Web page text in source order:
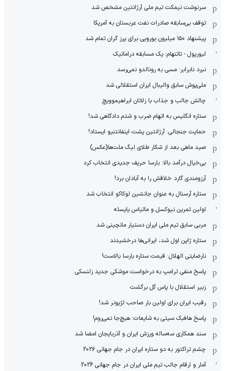
سرنوشت نیمکت تیم ملی آرژانتین مشخص شد
توقف بی‌سابقه صادرات نفت عربستان به آمریکا
پیشنهاد ۱۵۰ میلیون یورویی برای پرز گران تمام شد
لیورپول - تاتنهام؛ یک مسابقه دراماتیک
نبرد نابرابر: مسی به رونالدو نمی‌رسد
ملی‌پوش سابق والیبال ایران استقلالی شد
چالش جالب و جذاب با زلاتان ابراهیموویچ
ستاره انگلیس به اتهام ضرب و شتم دادگاهی شد!
حمایت جنجالی: آرژانتین پشت اینفانتنیو ایستاد!
صید ماهی بعد از شکار طلای لیگ ملت‌ها(عکس)
بی‌خیال درآمد بالا: بارسا حریف جدیدی انتخاب کرد
آرزومندی گارد خلاقش را به آبادان برد!
ستاره آرسنال به عنوان جانشین لوکاکو انتخاب شد
اولین تمرین نیوکسل و ماتیاس یایسله
مربی سابق تیم ملی ایران دستیار مانچینی شد
ستاره ژاپن اول شد، ایرانی‌ها درخشیدند
نارضایتی الهلال: قیمت ستاره بارسا بالاست!
پاسخ منفی ترامپ به درخواست موشکی جدید زلنسکی
زبیر استقلال با پاس گل برگشت
رقیب ایران برای اولین بار صاحب لژیونر شد!
پاسخ هافبک سیتی به شایعات: هیچ‌جا نمی‌روم!
سند همکاری سه‌ساله‌ ‌ورزش ایران و آذربایجان امضا شد
چشم تراکتور به دو ستاره ایران در جام جهانی ۲۰۲۶
آمار و ارقام جالب تیم ملی ایران در جام جهانی 2026